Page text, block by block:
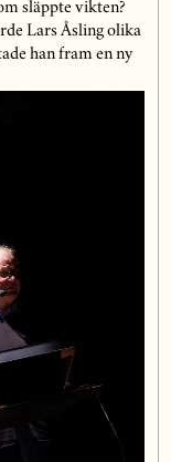
släppte vikten?
Lars Åsling olika
han fram en ny